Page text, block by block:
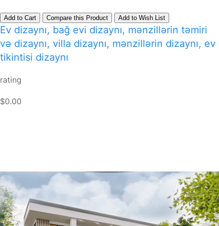
Add to Cart Compare this Product Add to Wish List
Ev dizaynı, bağ evi dizaynı, mənzillərin təmiri
və dizaynı, villa dizaynı, mənzillərin dizaynı, ev
tikintisi dizaynı
rating
$0.00